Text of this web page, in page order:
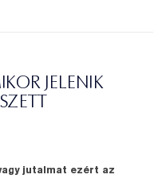
JELENIK
jutalmat ezért az